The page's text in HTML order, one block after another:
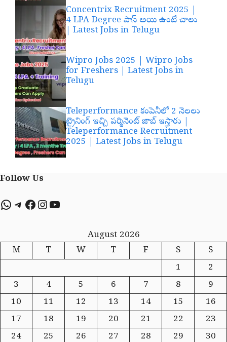
Concentrix Recruitment 2025 |
4 LPA Degree పాస్ అయి ఉంటే చాలు
| Latest Jobs in Telugu
Wipro Jobs 2025 | Wipro Jobs
for Freshers | Latest Jobs in
Telugu
Teleperformance కంపెనీలో 2 నెలలు
ట్రైనింగ్ ఇచ్చి పర్మినెంట్ జాబ్ ఇస్తారు |
Teleperformance Recruitment
2025 | Latest Jobs in Telugu
Follow Us
WhatsApp
Telegram
Facebook
Instagram
YouTube
August 2026
M
T W T F S
S
1
2
3
4 5 6 7 8
9
10
11 12 13 14 15
16
17
18 19 20 21 22
23
24
25 26 27 28 29 30